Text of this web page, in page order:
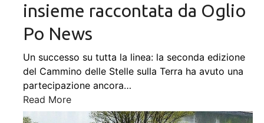
insieme raccontata da Oglio
Po News
Un successo su tutta la linea: la seconda edizione
del Cammino delle Stelle sulla Terra ha avuto una
partecipazione ancora…
Read More